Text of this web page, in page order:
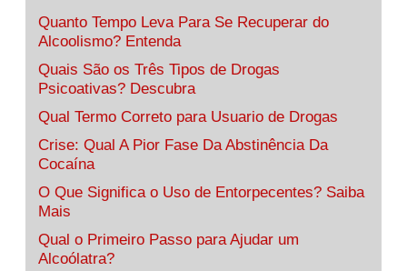
Quanto Tempo Leva Para Se Recuperar do
Alcoolismo? Entenda
Quais São os Três Tipos de Drogas
Psicoativas? Descubra
Qual Termo Correto para Usuario de Drogas
Crise: Qual A Pior Fase Da Abstinência Da
Cocaína
O Que Significa o Uso de Entorpecentes? Saiba
Mais
Qual o Primeiro Passo para Ajudar um
Alcoólatra?